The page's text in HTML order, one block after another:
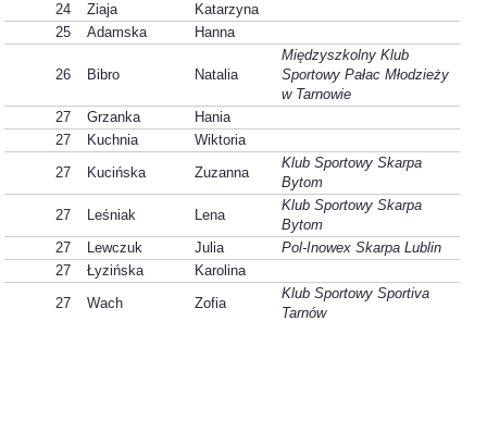
24
Ziaja
Katarzyna
25
Adamska Hanna
26 Bibro Natalia
Międzyszkolny Klub
Sportowy Pałac Młodzieży
w Tarnowie
27
Grzanka
Hania
27
Kuchnia
Wiktoria
27
Kucińska Zuzanna
Klub Sportowy Skarpa
Bytom
27
Leśniak Lena
Klub Sportowy Skarpa
Bytom
27
Lewczuk Julia
Pol-Inowex Skarpa Lublin
27
Łyzińska
Karolina
27
Wach Zofia
Klub Sportowy Sportiva
Tarnów